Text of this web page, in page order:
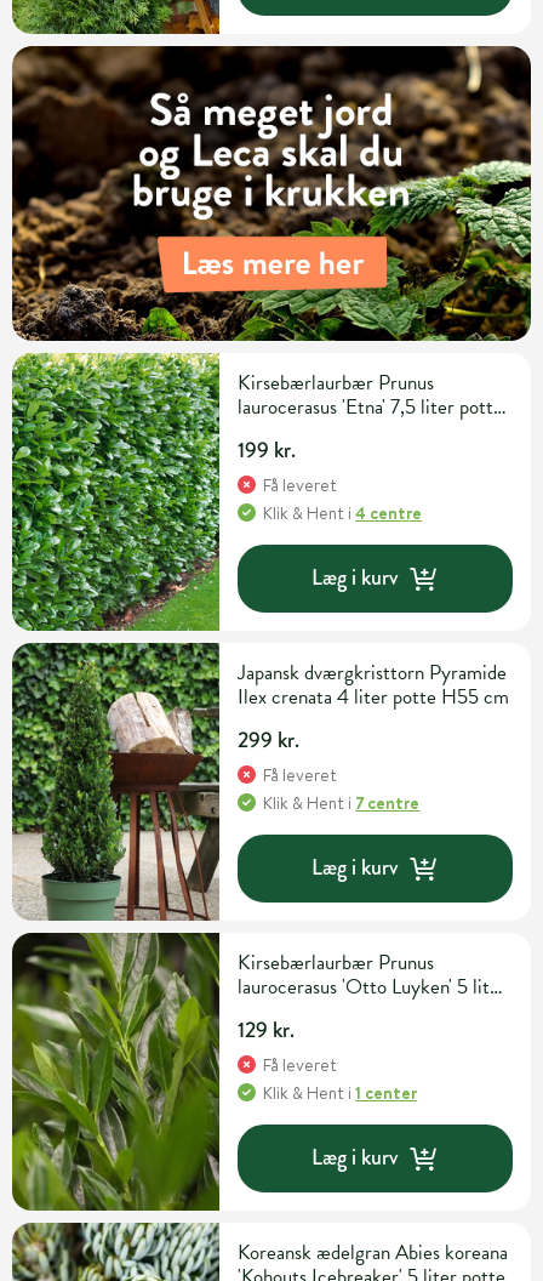
Kirsebærlaurbær Prunus
laurocerasus 'Etna' 7,5 liter potte
199 kr.
Få leveret
Klik & Hent i4 centre
Læg i kurv
Japansk dværgkristtorn Pyramide
Ilex crenata 4 liter potte H55 cm
299 kr.
Få leveret
Klik & Hent i 7 centre
Læg i kurv
Kirsebærlaurbær Prunus
laurocerasus 'Otto Luyken' 5 liter
129 kr.
Få leveret
Klik & Hent i1 center
Læg i kurv
Koreansk ædelgran Abies koreana